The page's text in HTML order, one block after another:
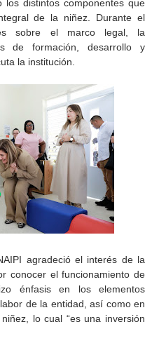
distintos componentes que
de la niñez. Durante el
sobre el marco legal, la
de formación, desarrollo y
la institución.
agradeció el interés de la
conocer el funcionamiento de
énfasis en los elementos
de la entidad, así como en
lo cual “es una inversión